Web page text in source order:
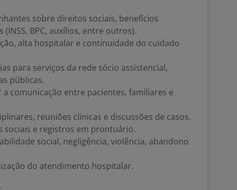
sobre direitos sociais, benefícios
BPC, auxílios, entre outros).
alta hospitalar e continuidade do cuidado
para serviços da rede sócio assistencial,
públicas.
comunicação entre pacientes, familiares e
reuniões clínicas e discussões de casos.
sociais e registros em prontuário.
social, negligência, violência, abandono
do atendimento hospitalar.